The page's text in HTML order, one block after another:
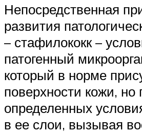
Непосредственная
развития
– стафилококк –
патогенный
который в норме
поверхности кожи, но
определенных
в ее слои, вызывая